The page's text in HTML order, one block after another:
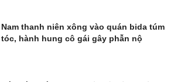
Nam thanh niên xông vào quán bida túm
tóc, hành hung cô gái gây phẫn nộ